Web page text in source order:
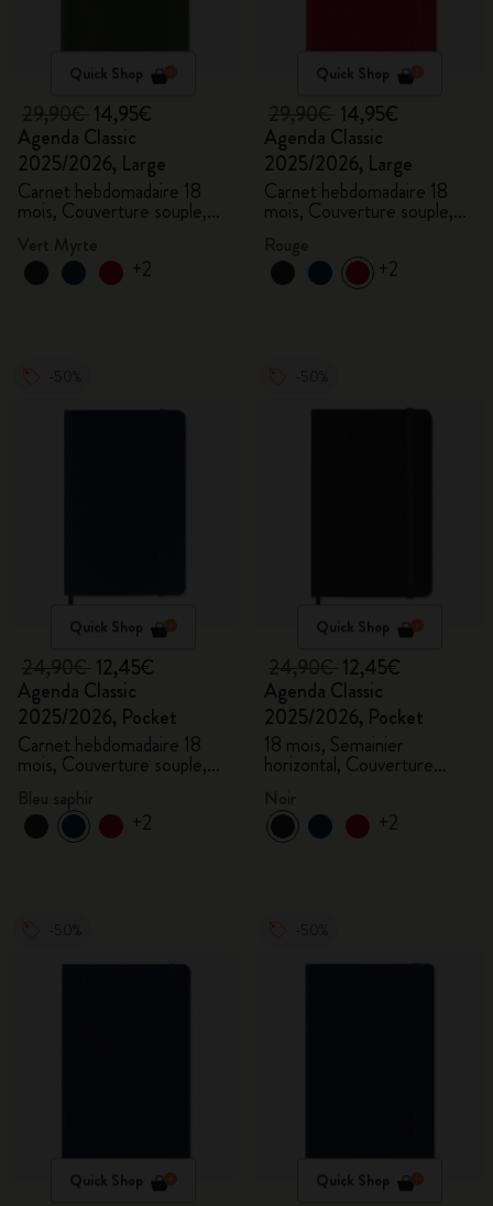
Quick Shop
14,95€
Agenda Classic
2025/2026, Large
Carnet hebdomadaire 18
mois, Couverture souple,
Vert myrte
+2
Quick Shop
14,95€
Agenda Classic
2025/2026, Large
Carnet hebdomadaire 18
mois, Couverture souple,
Rouge écarlate
+2
Quick Shop
12,45€
Agenda Classic
2025/2026, Pocket
Carnet hebdomadaire 18
mois, Couverture souple,
Bleu saphir
+2
Quick Shop
12,45€
Agenda Classic
2025/2026, Pocket
18 mois, Semainier
horizontal, Couverture
rigide, Noir
+2
Quick Shop Quick Shop